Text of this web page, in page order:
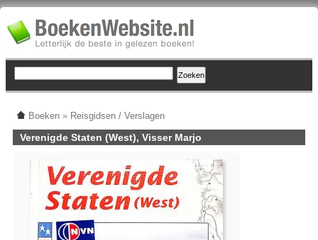
Boeken » Reisgidsen / Verslagen
Verenigde Staten (West), Visser Marjo